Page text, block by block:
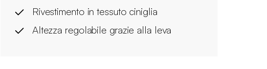
Rivestimento in tessuto ciniglia
Altezza regolabile grazie alla leva